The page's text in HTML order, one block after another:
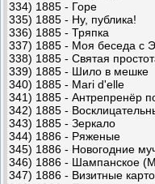
334) 1885 - Горе
335) 1885 - Ну, публика!
336) 1885 - Тряпка
337) 1885 - Моя беседа с
338) 1885 - Святая
339) 1885 - Шило в мешке
340) 1885 - Mari d'elle
341) 1885 - Антрепренёр
342) 1885 -
343) 1885 - Зеркало
344) 1886 - Ряженые
345) 1886 - Новогодние
346) 1886 - Шампанское
347) 1886 - Визитные